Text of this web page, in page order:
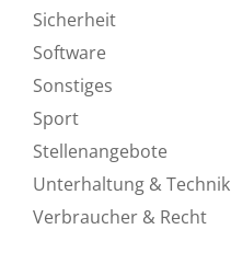
Sicherheit
Software
Sonstiges
Sport
Stellenangebote
Unterhaltung & Technik
Verbraucher & Recht